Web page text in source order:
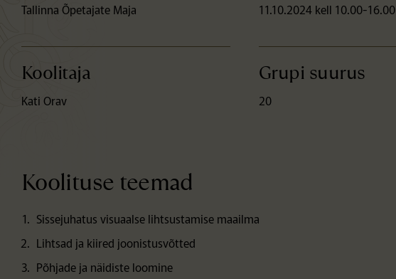
Tallinna Õpetajate Maja 11.10.2024 kell 10.00-16.00
Koolitaja
Kati Orav
Grupi suurus
20
Koolituse teemad
Sissejuhatus visuaalse lihtsustamise maailma
Lihtsad ja kiired joonistusvõtted
Põhjade ja näidiste loomine